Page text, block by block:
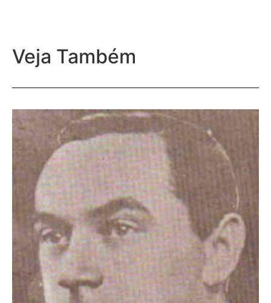
Veja Também